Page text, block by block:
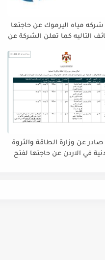
شركه مياه اليرموك عن حاجتها
التاليه كما تعلن الشركة عن
دوام يوم الخميس
الموافق2026/5/21 القادم، حرصًا منها
الفرصة الكافية أمام
لاستكمال إجراءات التقديم.
صادر عن وزارة الطاقة والثروة
في الاردن عن حاجتها لفتح